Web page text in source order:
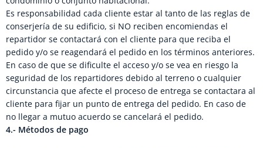
Es responsabilidad cada cliente estar al tanto de las reglas de
conserjería de su edificio, si NO reciben encomiendas el
repartidor se contactará con el cliente para que reciba el
pedido y/o se reagendará el pedido en los términos anteriores.
En caso de que se dificulte el acceso y/o se vea en riesgo la
seguridad de los repartidores debido al terreno o cualquier
circunstancia que afecte el proceso de entrega se contactara al
cliente para fijar un punto de entrega del pedido. En caso de
no llegar a mutuo acuerdo se cancelará el pedido.
4.- Métodos de pago